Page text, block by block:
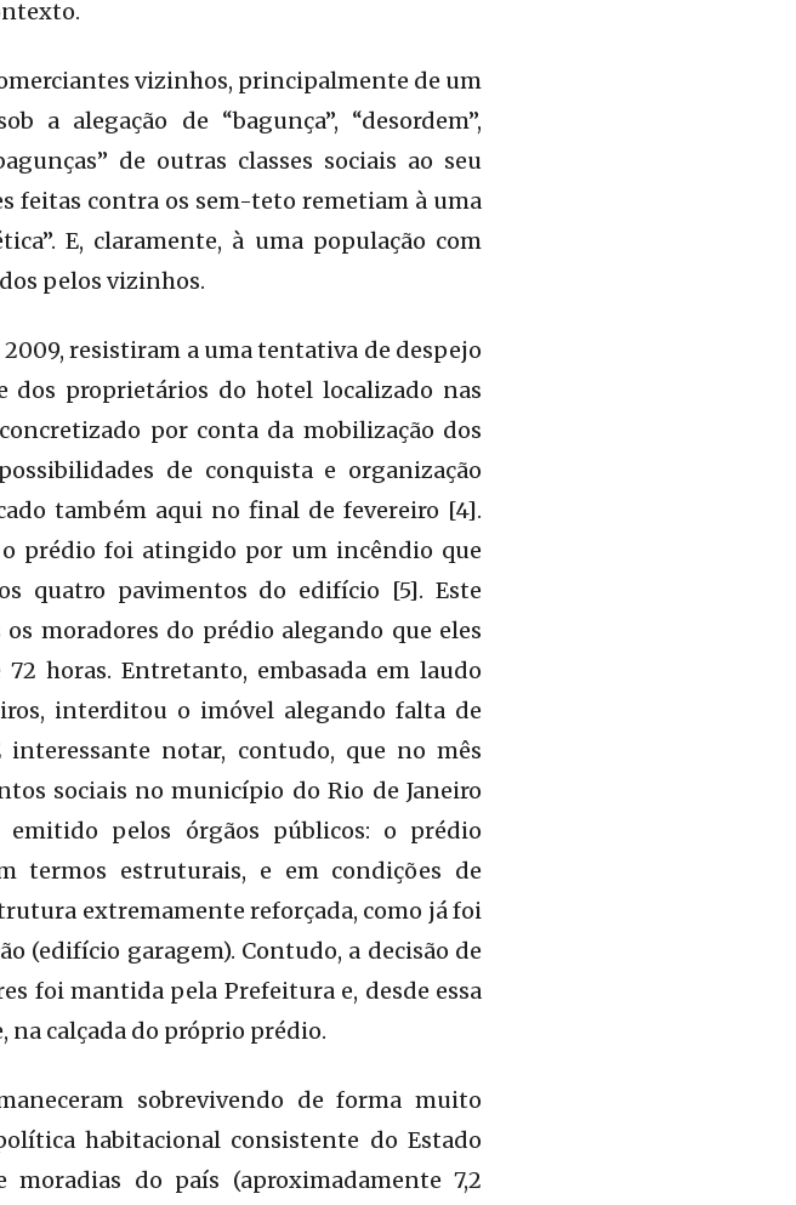
vizinhos, principalmente de um
alegação de “bagunça”, “desordem”,
de outras classes sociais ao seu
feitas contra os sem-teto remetiam à uma
E, claramente, à uma população com
pelos vizinhos.
2009, resistiram a uma tentativa de despejo
dos proprietários do hotel localizado nas
por conta da mobilização dos
de conquista e organização
também aqui no final de fevereiro [4].
prédio foi atingido por um incêndio que
quatro pavimentos do edifício [5]. Este
moradores do prédio alegando que eles
horas. Entretanto, embasada em laudo
interditou o imóvel alegando falta de
notar, contudo, que no mês
sociais no município do Rio de Janeiro
pelos órgãos públicos: o prédio
termos estruturais, e em condições de
extremamente reforçada, como já foi
(edifício garagem). Contudo, a decisão de
foi mantida pela Prefeitura e, desde essa
na calçada do próprio prédio.
sobrevivendo de forma muito
habitacional consistente do Estado
do país (aproximadamente 7,2